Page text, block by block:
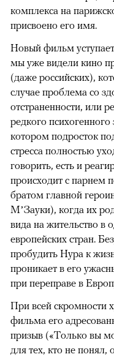
комплекса на
присвоено его имя.
Новый фильм
мы уже видели кино
(даже российских),
случае проблема со
отстраненности, или
редкого
котором подросток
стресса полностью
говорить, есть и
происходит с
братом главной
М’Зауки), когда их
вида на жительство в
европейских стран.
пробудить Нура к
проникает в его
при переправе в
При всей скромности
фильма его
призыв («Только вы
для тех, кто не